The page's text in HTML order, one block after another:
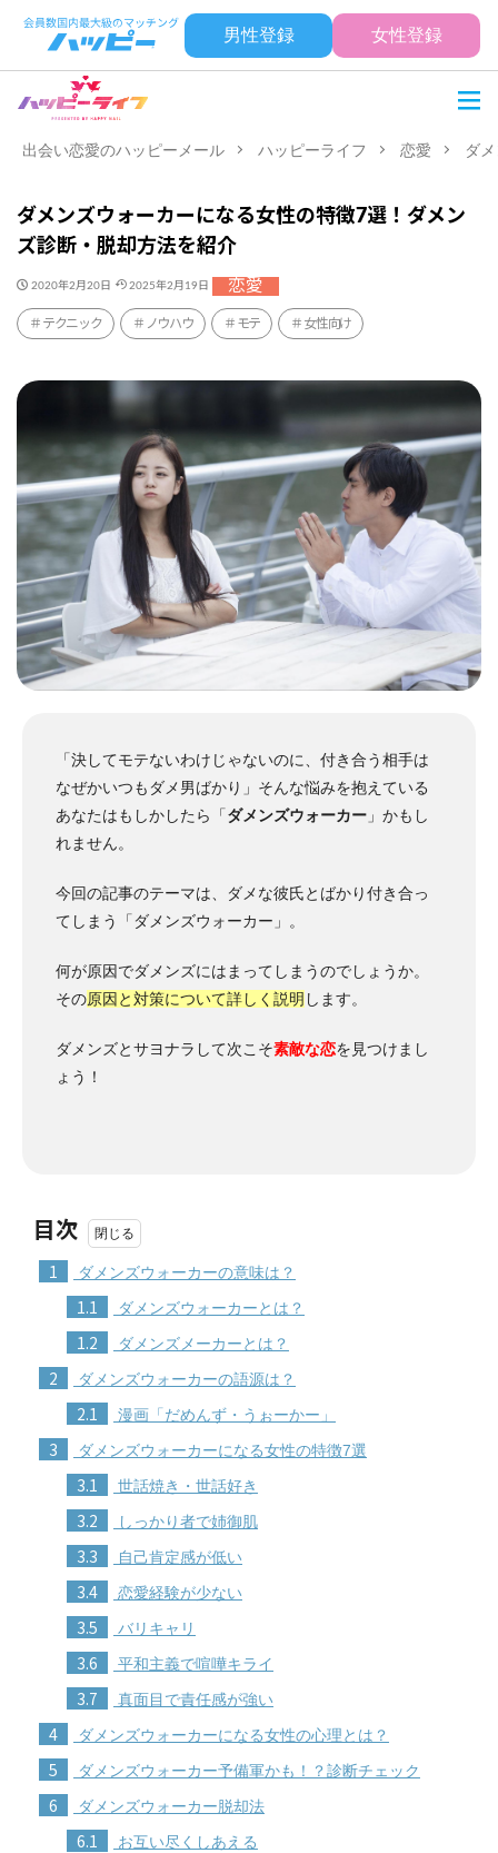
男性登録 女性登録
出会い恋愛のハッピーメール ハッピーライフ 恋愛 ダ
ダメンズウォーカーになる女性の特徴7選！ダメン
ズ診断・脱却方法を紹介
2020年2月20日 2025年2月19日 恋愛
テクニック ノウハウ モテ 女性向け
「決してモテないわけじゃないのに、付き合う相手は
なぜかいつもダメ男ばかり」そんな悩みを抱えている
あなたはもしかしたら「ダメンズウォーカー 」かもし
れません。
今回の記事のテーマは、ダメな彼氏とばかり付き合っ
てしまう「ダメンズウォーカー」。
何が原因でダメンズにはまってしまうのでしょうか。
その原因と対策について詳しく説明 します。
ダメンズとサヨナラして次こそ素敵な恋を見つけまし
ょう！
目次
1 ダメンズウォーカーの意味は？
1.1 ダメンズウォーカーとは？
1.2 ダメンズメーカーとは？
2 ダメンズウォーカーの語源は？
2.1 漫画「だめんず・うぉーかー」
3 ダメンズウォーカーになる女性の特徴7選
3.1 世話焼き・世話好き
3.2 しっかり者で姉御肌
3.3 自己肯定感が低い
3.4 恋愛経験が少ない
3.5 バリキャリ
3.6 平和主義で喧嘩キライ
3.7 真面目で責任感が強い
4 ダメンズウォーカーになる女性の心理とは？
5 ダメンズウォーカー予備軍かも！？診断チェック
6 ダメンズウォーカー脱却法
6.1 お互い尽くしあえる